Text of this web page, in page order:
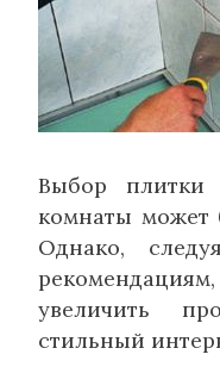
Выбор плитки
комнаты может
Однако,
увеличить
стильный